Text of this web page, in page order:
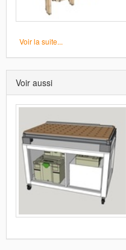
Voir la suite...
Voir aussi